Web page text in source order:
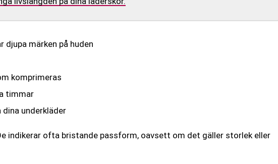
djupa märken på huden
komprimeras
timmar
underkläder
indikerar ofta bristande passform, oavsett om det gäller storlek eller